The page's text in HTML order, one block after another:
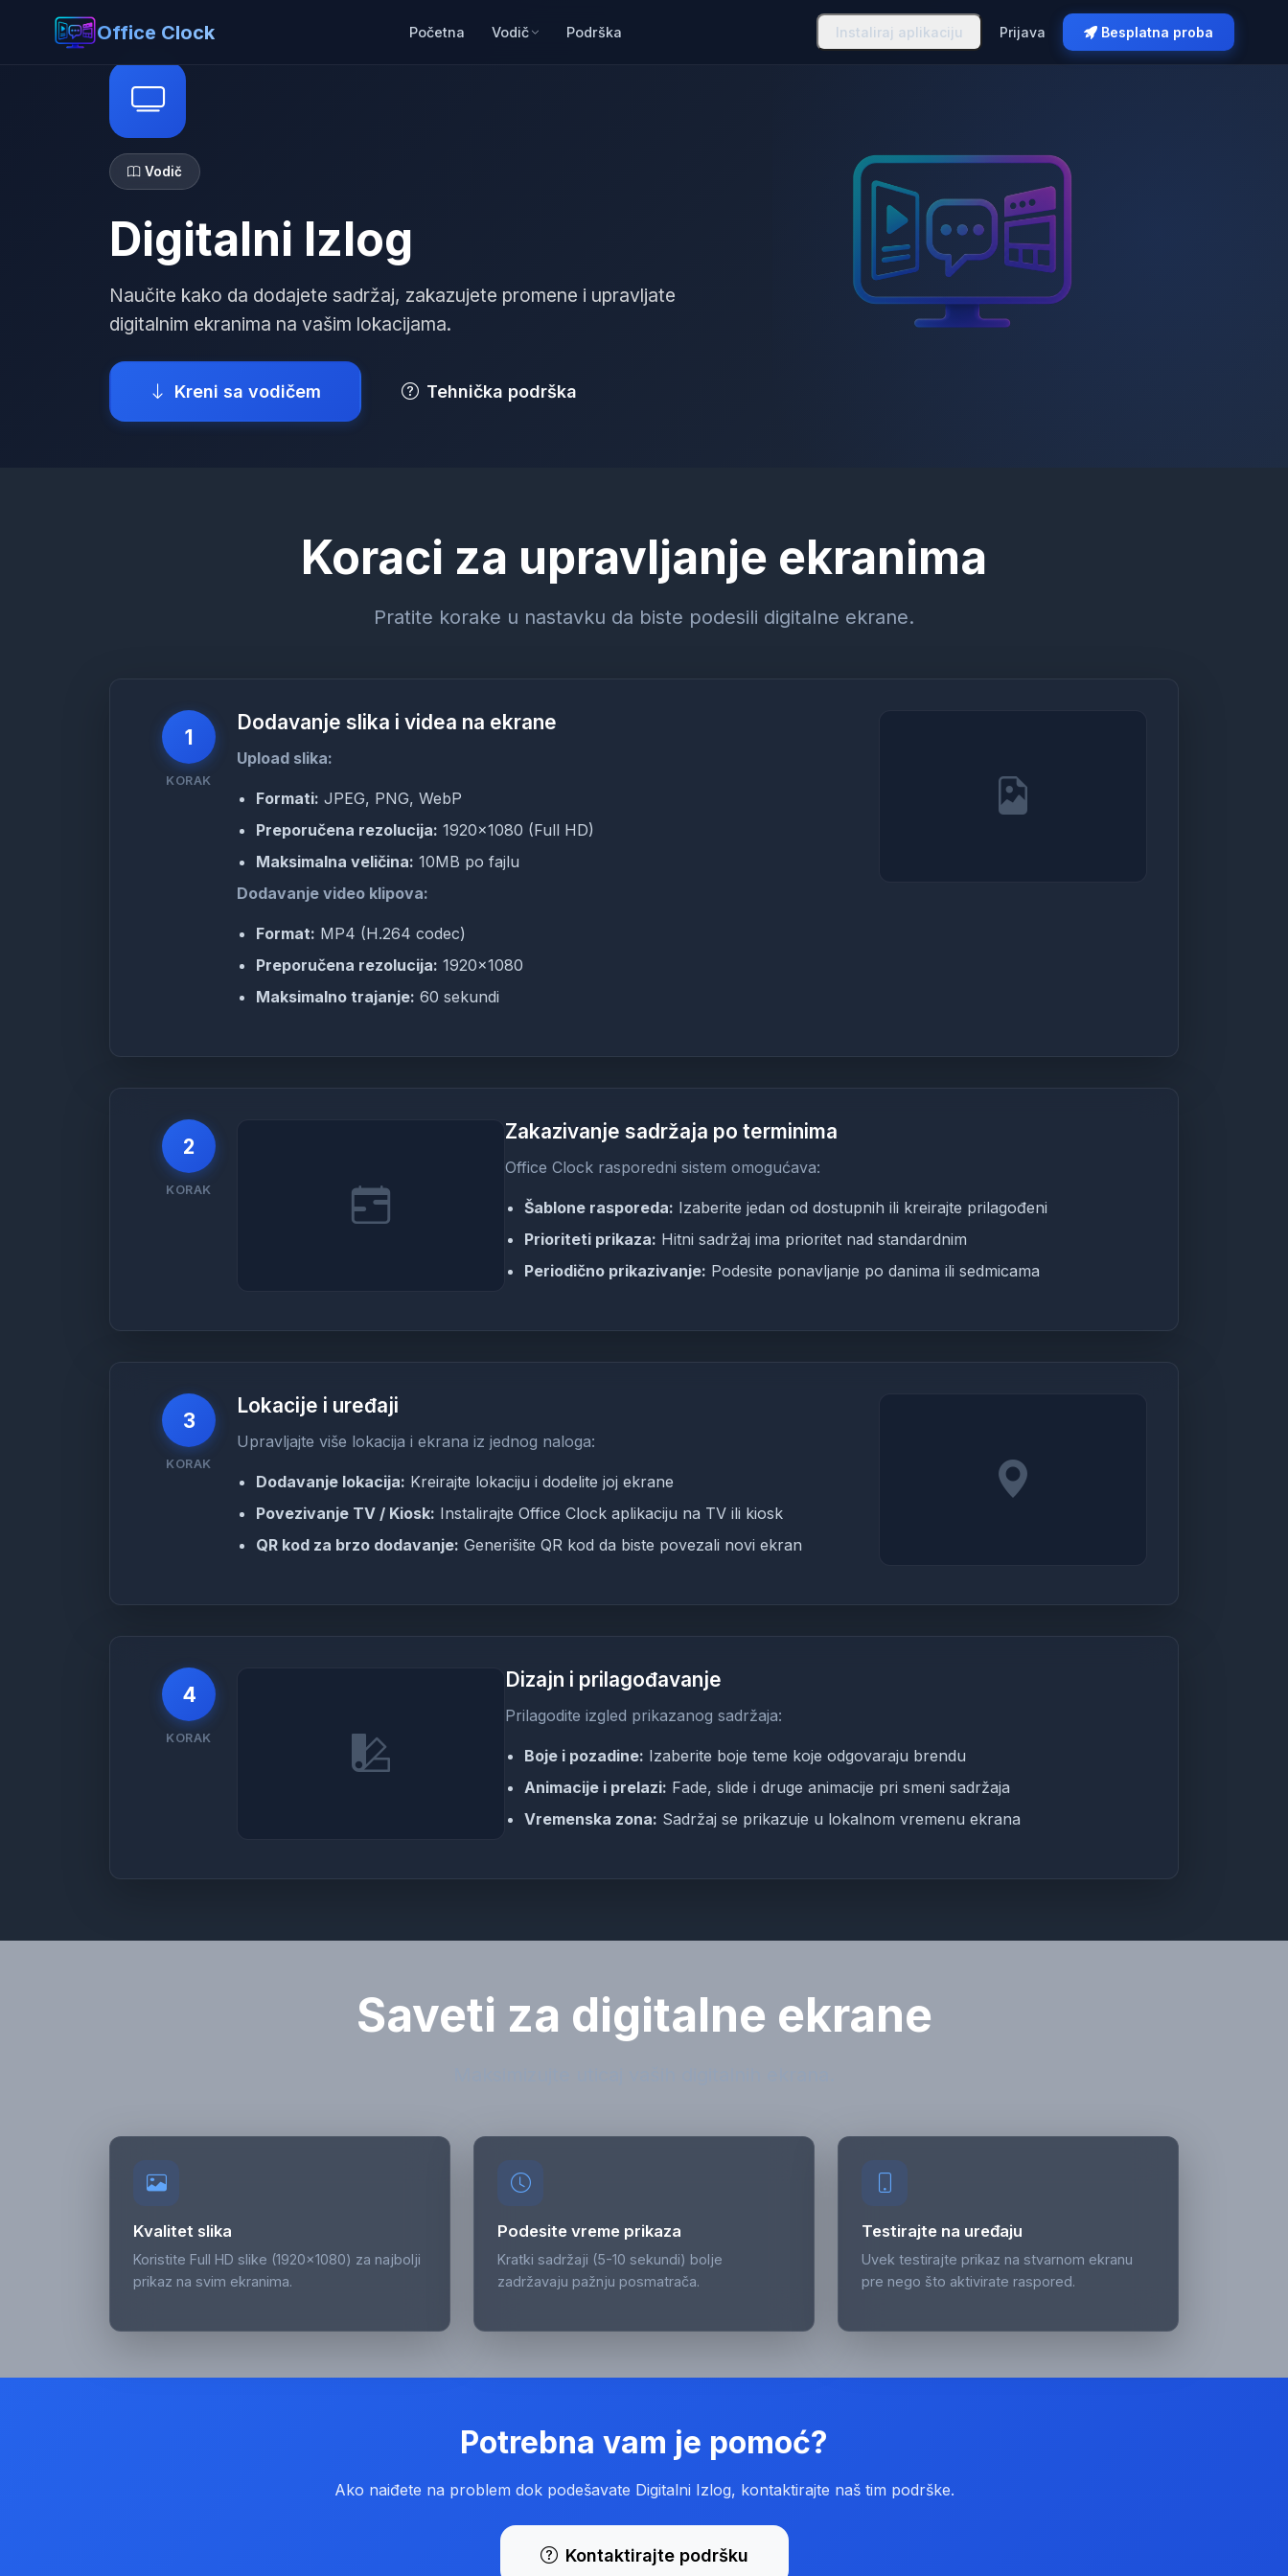
Office Clock Početna Vodič Podrška Instaliraj aplikaciju Prijava Besplatna proba
Vodič
Digitalni Izlog
Naučite kako da dodajete sadržaj, zakazujete promene i upravljate
digitalnim ekranima na vašim lokacijama.
Kreni sa vodičem Tehnička podrška
Koraci za upravljanje ekranima
Pratite korake u nastavku da biste podesili digitalne ekrane.
1
KORAK
Dodavanje slika i videa na ekrane
Upload slika:
Formati: JPEG, PNG, WebP
Preporučena rezolucija: 1920x1080 (Full HD)
Maksimalna veličina: 10MB po fajlu
Dodavanje video klipova:
Format: MP4 (H.264 codec)
Preporučena rezolucija: 1920x1080
Maksimalno trajanje: 60 sekundi
2
KORAK
Zakazivanje sadržaja po terminima
Office Clock rasporedni sistem omogućava:
Šablone rasporeda: Izaberite jedan od dostupnih ili kreirajte prilagođeni
Prioriteti prikaza: Hitni sadržaj ima prioritet nad standardnim
Periodično prikazivanje: Podesite ponavljanje po danima ili sedmicama
3
KORAK
Lokacije i uređaji
Upravljajte više lokacija i ekrana iz jednog naloga:
Dodavanje lokacija: Kreirajte lokaciju i dodelite joj ekrane
Povezivanje TV / Kiosk: Instalirajte Office Clock aplikaciju na TV ili kiosk
QR kod za brzo dodavanje: Generišite QR kod da biste povezali novi ekran
4
KORAK
Dizajn i prilagođavanje
Prilagodite izgled prikazanog sadržaja:
Boje i pozadine: Izaberite boje teme koje odgovaraju brendu
Animacije i prelazi: Fade, slide i druge animacije pri smeni sadržaja
Vremenska zona: Sadržaj se prikazuje u lokalnom vremenu ekrana
Saveti za digitalne ekrane
Kvalitet slika
Koristite Full HD slike (1920x1080) za najbolji
prikaz na svim ekranima.
Podesite vreme prikaza
Kratki sadržaji (5-10 sekundi) bolje
zadržavaju pažnju posmatrača.
Testirajte na uređaju
Uvek testirajte prikaz na stvarnom ekranu
pre nego što aktivirate raspored.
Potrebna vam je pomoć?
Ako naiđete na problem dok podešavate Digitalni Izlog, kontaktirajte naš tim podrške.
Kontaktirajte podršku